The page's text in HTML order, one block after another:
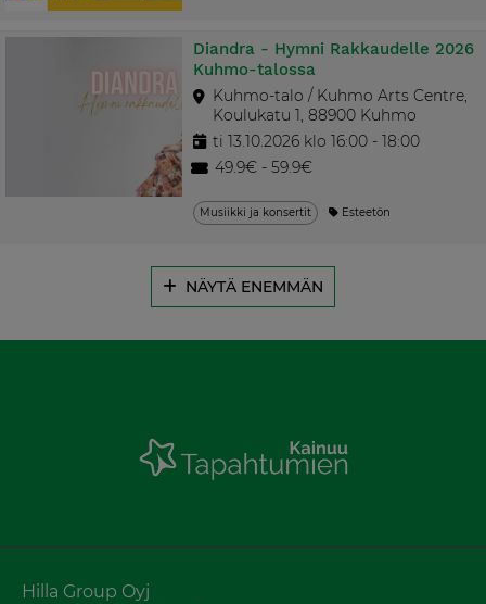
Diandra - Hymni Rakkaudelle 2026
Kuhmo-talossa
Kuhmo-talo / Kuhmo Arts Centre,
Koulukatu 1, 88900 Kuhmo
ti 13.10.2026 klo 16:00 - 18:00
49.9€ - 59.9€
Musiikki ja konsertit Esteetön
NÄYTÄ ENEMMÄN
Hilla Group Oyj